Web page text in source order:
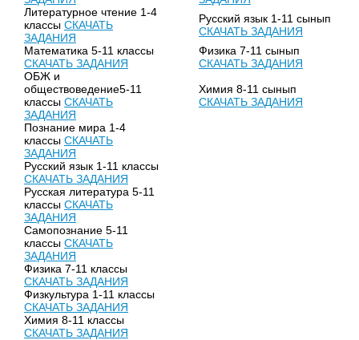
Литературное чтение 1-4
классы СКАЧАТЬ
ЗАДАНИЯ
Русский язык 1-11 сынып
СКАЧАТЬ ЗАДАНИЯ
Математика 5-11 классы
СКАЧАТЬ ЗАДАНИЯ
Физика 7-11 сынып
СКАЧАТЬ ЗАДАНИЯ
ОБЖ и
обществоведение5-11
классы СКАЧАТЬ
ЗАДАНИЯ
Химия 8-11 сынып
СКАЧАТЬ ЗАДАНИЯ
Познание мира 1-4
классы СКАЧАТЬ
ЗАДАНИЯ
Русский язык 1-11 классы
СКАЧАТЬ ЗАДАНИЯ
Русская литература 5-11
классы СКАЧАТЬ
ЗАДАНИЯ
Самопознание 5-11
классы СКАЧАТЬ
ЗАДАНИЯ
Физика 7-11 классы
СКАЧАТЬ ЗАДАНИЯ
Физкультура 1-11 классы
СКАЧАТЬ ЗАДАНИЯ
Химия 8-11 классы
СКАЧАТЬ ЗАДАНИЯ